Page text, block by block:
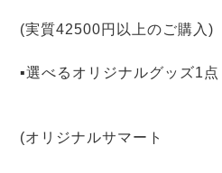
(実質42500円以上のご購入)
▪選べるオリジナルグッズ1点
(オリジナルサマート